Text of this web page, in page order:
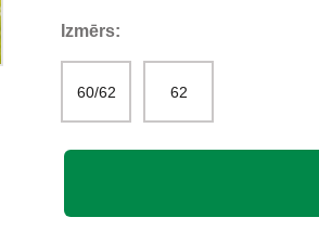
Izmērs:
60/62 62